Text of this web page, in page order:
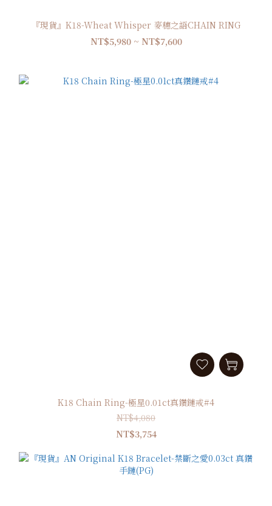
『現貨』K18-Wheat Whisper 麥穗之語CHAIN RING
NT$5,980 ~ NT$7,600
K18 Chain Ring-極星0.01ct真鑽鏈戒#4
NT$4,080
NT$3,754